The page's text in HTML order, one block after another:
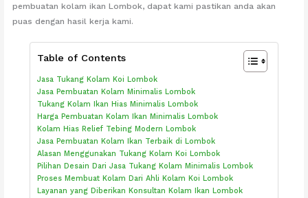
pembuatan kolam ikan Lombok, dapat kami pastikan anda akan
puas dengan hasil kerja kami.
Table of Contents
Jasa Tukang Kolam Koi Lombok
Jasa Pembuatan Kolam Minimalis Lombok
Tukang Kolam Ikan Hias Minimalis Lombok
Harga Pembuatan Kolam Ikan Minimalis Lombok
Kolam Hias Relief Tebing Modern Lombok
Jasa Pembuatan Kolam Ikan Terbaik di Lombok
Alasan Menggunakan Tukang Kolam Koi Lombok
Pilihan Desain Dari Jasa Tukang Kolam Minimalis Lombok
Proses Membuat Kolam Dari Ahli Kolam Koi Lombok
Layanan yang Diberikan Konsultan Kolam Ikan Lombok